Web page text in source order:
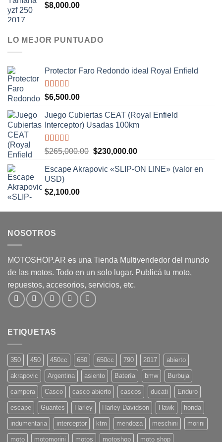
$8,000.00
LO MEJOR PUNTUADO
Protector Faro Redondo ideal Royal Enfield
Valorado
con
5
$6,500.00
Juego Cubiertas CEAT (Royal Enfield
Interceptor) Usadas 100km
Valorado
5.00
5
$265,000.00 El
original
$230,000.00El
actual
Escape Akrapovic «SLIP-ON LINE» (valor en
USD)
$2,100.00
NOSOTROS
MOTOSHOP.AR es una Tienda Multivendedor del mundo
de las motos. Todo en un solo lugar. Publicá tu moto,
repuestos, accesorios, servicios, etc.
ETIQUETAS
350 450 450cc 650 650cc 790 2017 abierto
akrapovic Argentina asiento Batería bmw Burbuja
campera Casco casco abierto cascos ducati Enduro
escape Guantes Harley Harley Davidson Hawk honda
indumentaria interceptor ktm mendoza meschini morini
moto motomorini motos motoshop moto shop